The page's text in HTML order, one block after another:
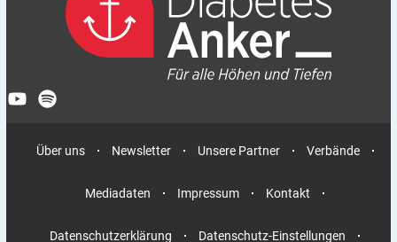
Über uns Newsletter Unsere Partner Verbände
Mediadaten Impressum Kontakt
Datenschutzerklärung Datenschutz-Einstellungen